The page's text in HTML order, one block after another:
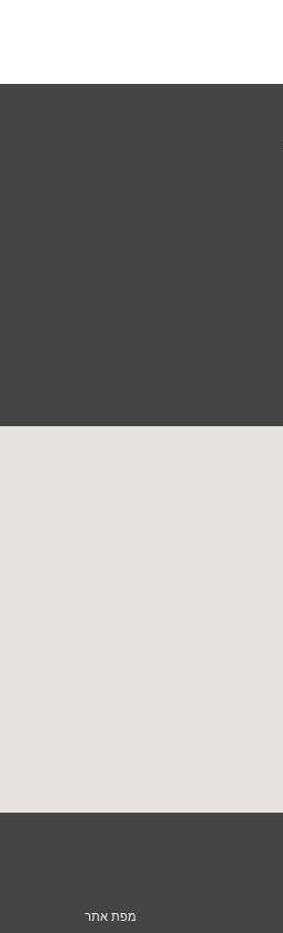
מפת אתר